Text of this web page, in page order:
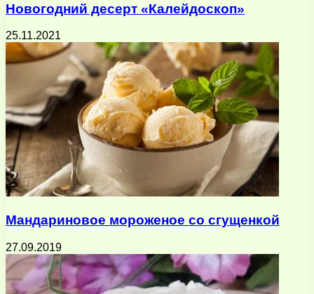
Новогодний десерт «Калейдоскоп»
25.11.2021
Мандариновое мороженое со сгущенкой
27.09.2019